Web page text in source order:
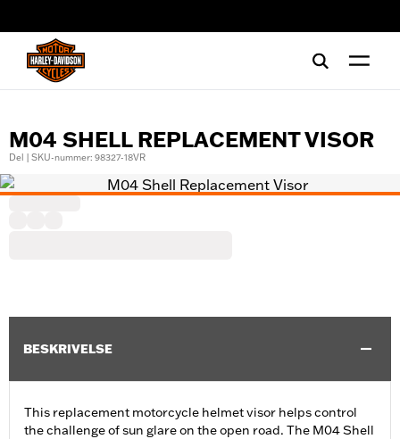
M04 SHELL REPLACEMENT VISOR
Del | SKU-nummer: 98327-18VR
BESKRIVELSE
This replacement motorcycle helmet visor helps control
the challenge of sun glare on the open road. The M04 Shell